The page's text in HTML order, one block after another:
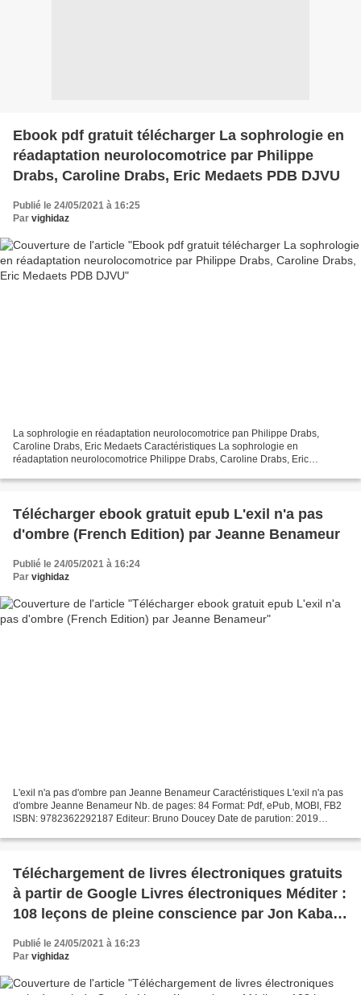
Ebook pdf gratuit télécharger La sophrologie en
réadaptation neurolocomotrice par Philippe
Drabs, Caroline Drabs, Eric Medaets PDB DJVU
Publié le 24/05/2021 à 16:25
Par vighidaz
La sophrologie en réadaptation neurolocomotrice pan Philippe Drabs,
Caroline Drabs, Eric Medaets Caractéristiques La sophrologie en
réadaptation neurolocomotrice Philippe Drabs, Caroline Drabs, Eric
Télécharger ebook gratuit epub L'exil n'a pas
d'ombre (French Edition) par Jeanne Benameur
Publié le 24/05/2021 à 16:24
Par vighidaz
L'exil n'a pas d'ombre pan Jeanne Benameur Caractéristiques L'exil n'a pas
d'ombre Jeanne Benameur Nb. de pages: 84 Format: Pdf, ePub, MOBI, FB2
ISBN: 9782362292187 Editeur: Bruno Doucey Date de parution: 2019
Téléchargement de livres électroniques gratuits
à partir de Google Livres électroniques Méditer :
108 leçons de pleine conscience par Jon Kabat-
Publié le 24/05/2021 à 16:23
Par vighidaz